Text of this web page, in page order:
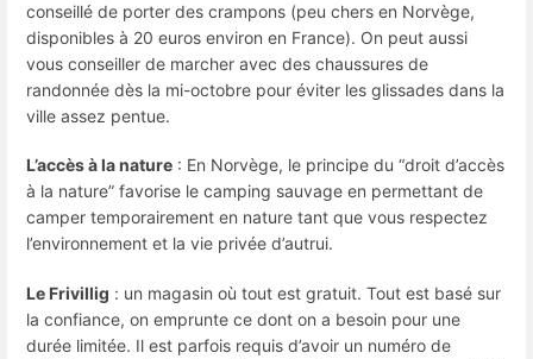
conseillé de porter des crampons (peu chers en Norvège,
disponibles à 20 euros environ en France). On peut aussi
vous conseiller de marcher avec des chaussures de
randonnée dès la mi-octobre pour éviter les glissades dans la
ville assez pentue.
L’accès à la nature : En Norvège, le principe du “droit d’accès
à la nature” favorise le camping sauvage en permettant de
camper temporairement en nature tant que vous respectez
l’environnement et la vie privée d’autrui.
Le Frivillig : un magasin où tout est gratuit. Tout est basé sur
la confiance, on emprunte ce dont on a besoin pour une
durée limitée. Il est parfois requis d’avoir un numéro de